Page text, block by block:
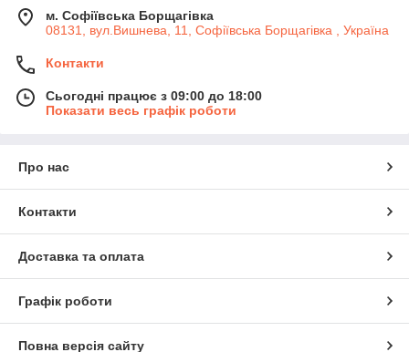
м. Софіївська Борщагівка
08131, вул.Вишнева, 11, Софіївська Борщагівка , Україна
Контакти
Сьогодні працює з 09:00 до 18:00
Показати весь графік роботи
Про нас
Контакти
Доставка та оплата
Графік роботи
Повна версія сайту